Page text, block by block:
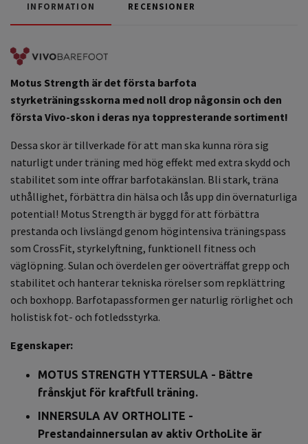
INFORMATION RECENSIONER
Motus Strength är det första barfota
styrketräningsskorna med noll drop någonsin och den
första Vivo-skon i deras nya toppresterande sortiment!
Dessa skor är tillverkade för att man ska kunna röra sig
naturligt under träning med hög effekt med extra skydd och
stabilitet som inte offrar barfotakänslan. Bli stark, träna
uthållighet, förbättra din hälsa och lås upp din övernaturliga
potential! Motus Strength är byggd för att förbättra
prestanda och livslängd genom högintensiva träningspass
som CrossFit, styrkelyftning, funktionell fitness och
väglöpning. Sulan och överdelen ger oöverträffat grepp och
stabilitet och hanterar tekniska rörelser som repklättring
och boxhopp. Barfotapassformen ger naturlig rörlighet och
holistisk fot- och fotledsstyrka.
Egenskaper:
MOTUS STRENGTH YTTERSULA - Bättre
frånskjut för kraftfull träning.
INNERSULA AV ORTHOLITE -
Prestandainnersulan av aktiv OrthoLite är